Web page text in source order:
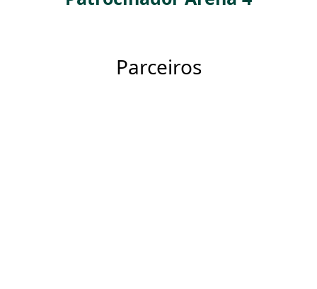
Parceiros